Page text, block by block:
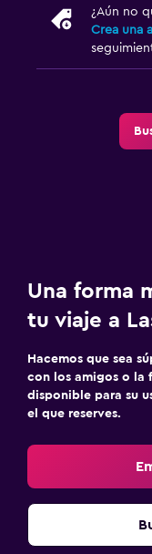
¿Aún no
Crea una
Una forma
tu viaje a
Hacemos que sea
con los amigos o la
disponible para su
el que reserves.